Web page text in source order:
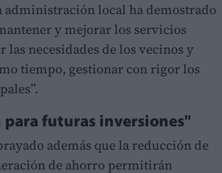
administración local ha demostrado
y mejorar los servicios
las necesidades de los vecinos y
tiempo, gestionar con rigor los
para futuras inversiones"
además que la reducción de
de ahorro permitirán